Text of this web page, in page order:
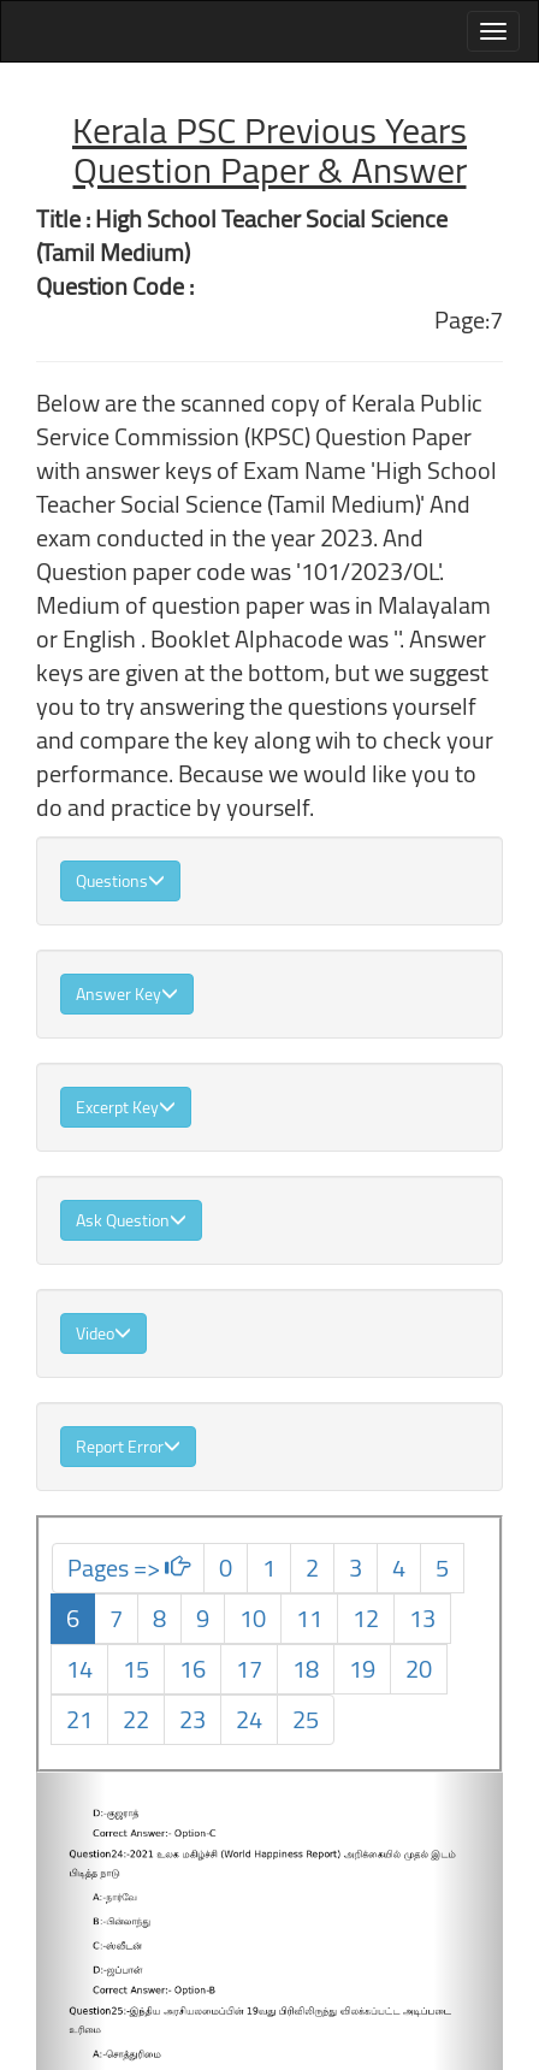
Kerala PSC Previous Years
Question Paper & Answer
Title : High School Teacher Social Science
(Tamil Medium)
Question Code :
Page:7
Below are the scanned copy of Kerala Public
Service Commission (KPSC) Question Paper
with answer keys of Exam Name 'High School
Teacher Social Science (Tamil Medium)' And
exam conducted in the year 2023. And
Question paper code was '101/2023/OL'.
Medium of question paper was in Malayalam
or English . Booklet Alphacode was ''. Answer
keys are given at the bottom, but we suggest
you to try answering the questions yourself
and compare the key along wih to check your
performance. Because we would like you to
do and practice by yourself.
Questions
Answer Key
Excerpt Key
Ask Question
Video
Report Error
Pages => 0 1 2 3 4
5
6
7 8 9 10 11 12
13
14
15 16 17 18 19
20
21
22 23 24
25
Next